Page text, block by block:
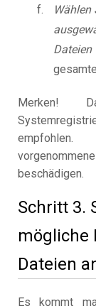
Wählen
Dateien
Merken!
empfohlen.
beschädigen.
Schritt 3.
mögliche
Dateien
Es kommt